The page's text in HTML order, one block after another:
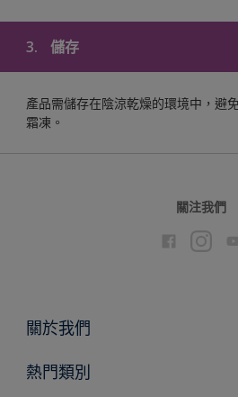
3. 儲存
產品需儲存在陰涼乾燥的環境中，避
霜凍。
關注我們
關於我們
聯絡我們
熱門類別